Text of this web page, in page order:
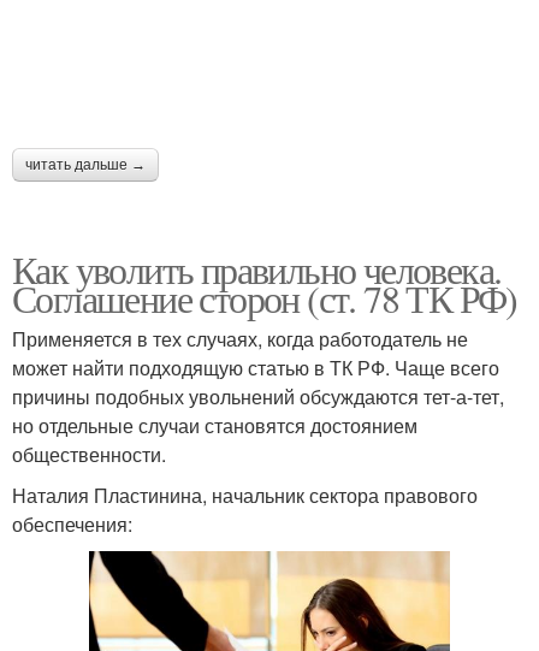
читать дальше →
Как уволить правильно человека.
Соглашение сторон (ст. 78 ТК РФ)
Применяется в тех случаях, когда работодатель не
может найти подходящую статью в ТК РФ. Чаще всего
причины подобных увольнений обсуждаются тет-а-тет,
но отдельные случаи становятся достоянием
общественности.
Наталия Пластинина, начальник сектора правового
обеспечения: